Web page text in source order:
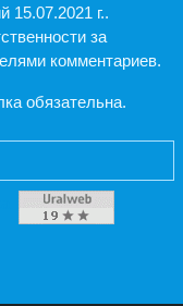
15.07.2021 г..
за
комментариев.
обязательна.